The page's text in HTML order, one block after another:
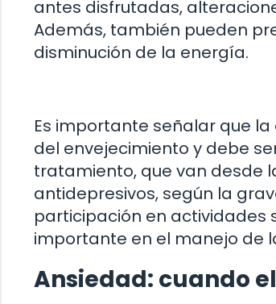
antes disfrutadas,
Además, también pueden
disminución de la energía.
Es importante señalar que
del envejecimiento y debe
tratamiento, que van desde
antidepresivos, según la
participación en actividades
importante en el manejo de
Ansiedad: cuando